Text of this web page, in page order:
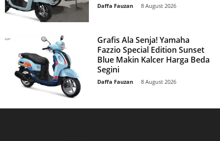
Daffa Fauzan 8 August 2026
Grafis Ala Senja! Yamaha
Fazzio Special Edition Sunset
Blue Makin Kalcer Harga Beda
Segini
Daffa Fauzan 8 August 2026